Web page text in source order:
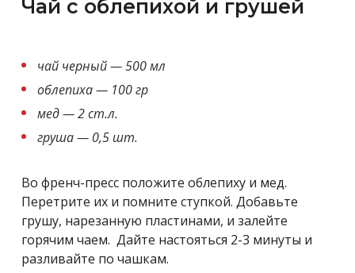
Чай с облепихой и грушей
чай черный — 500 мл
облепиха — 100 гр
мед — 2 ст.л.
груша — 0,5 шт.
Во френч-пресс положите облепиху и мед.
Перетрите их и помните ступкой. Добавьте
грушу, нарезанную пластинами, и залейте
горячим чаем. Дайте настояться 2-3 минуты и
разливайте по чашкам.